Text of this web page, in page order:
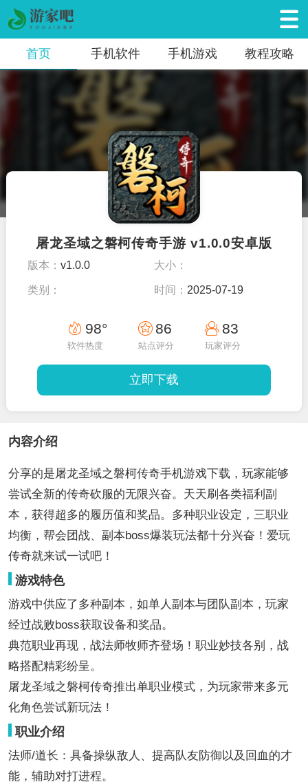
首页 手机软件 手机游戏 教程攻略
屠龙圣域之磐柯传奇手游 v1.0.0安卓版
版本：v1.0.0 大小：
类别： 时间： 2025-07-19
98°
软件热度
86
站点评分
83
玩家评分
立即下载
内容介绍
分享的是屠龙圣域之磐柯传奇手机游戏下载，玩家能够
尝试全新的传奇砍服的无限兴奋。天天刷各类福利副
本，获得超多的履历值和奖品。多种职业设定，三职业
均衡，帮会团战、副本boss爆装玩法都十分兴奋！爱玩
传奇就来试一试吧！
游戏特色
游戏中供应了多种副本，如单人副本与团队副本，玩家
经过战败boss获取设备和奖品。
典范职业再现，战法师牧师齐登场！职业妙技各别，战
略搭配精彩纷呈。
屠龙圣域之磐柯传奇推出单职业模式，为玩家带来多元
化角色尝试新玩法！
职业介绍
法师/道长：具备操纵敌人、提高队友防御以及回血的才
能，辅助对打进程。